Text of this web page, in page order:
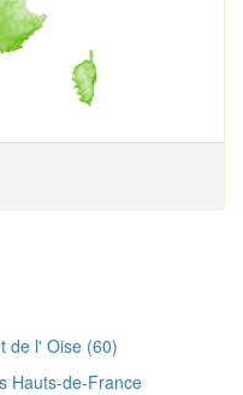
de l' Oise (60)
Hauts-de-France